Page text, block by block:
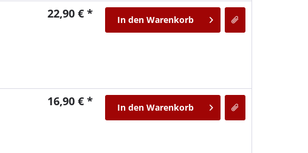
22,90 € * In den Warenkorb
16,90 € * In den Warenkorb